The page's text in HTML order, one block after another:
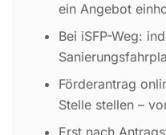
ein Angebot
Bei iSFP-Weg:
Förderantrag
Stelle stellen –
Erst nach